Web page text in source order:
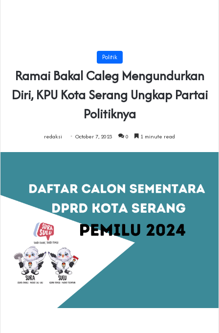
Politik
Ramai Bakal Caleg Mengundurkan
Diri, KPU Kota Serang Ungkap Partai
Politiknya
redaksi October 7, 2023 0 1 minute read